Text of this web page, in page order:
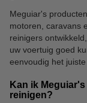
Meguiar's
motoren, caravans
reinigers
uw voertuig goed
eenvoudig het
Kan ik
reinigen?